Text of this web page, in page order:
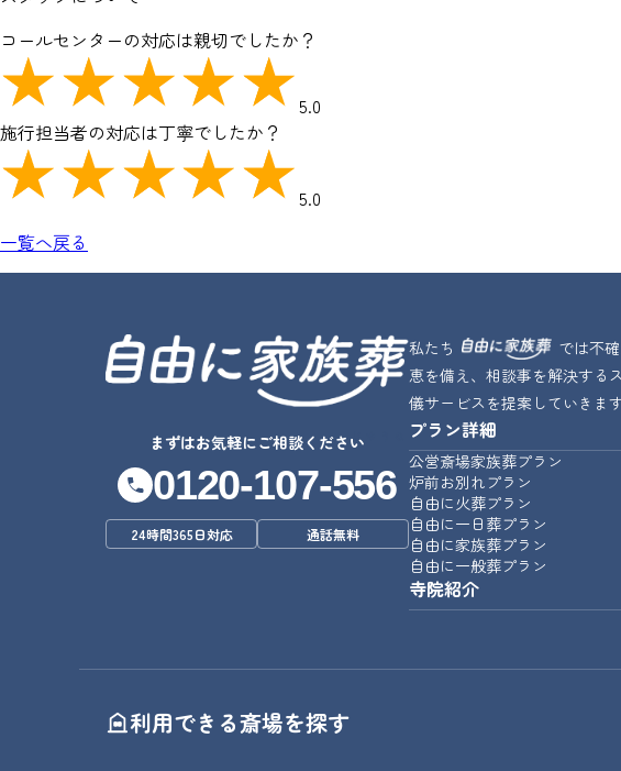
コールセンターの対応は親切でしたか？
5.0
施行担当者の対応は丁寧でしたか？
5.0
一覧へ戻る
まずはお気軽にご相談くださいじゆうな
0120-107-556
24時間365日対応 通話無料
私たち
では不
恵を備え、相談事を解決する
儀サービスを提案していきます
プラン詳細
公営斎場家族葬プラン
炉前お別れプラン
自由に火葬プラン
自由に一日葬プラン
自由に家族葬プラン
自由に一般葬プラン
寺院紹介
利用できる斎場を探す